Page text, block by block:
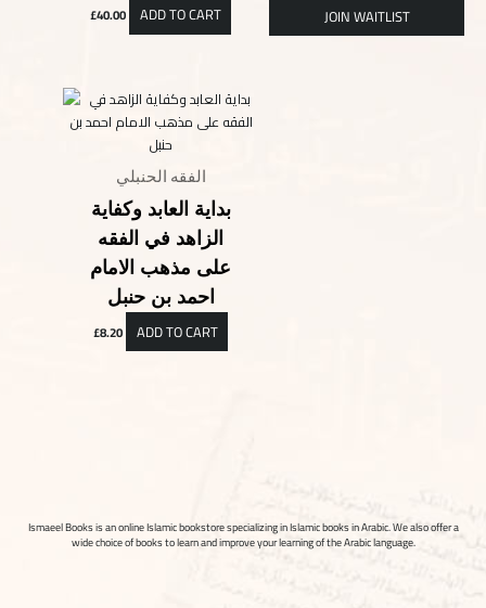
£40.00 ADD TO CART
الفقه الحنبلي
بداية العابد وكفاية
الزاهد في الفقه
على مذهب الامام
احمد بن حنبل
£8.20 ADD TO CART
Ismaeel Books is an online Islamic bookstore specializing in Islamic books in Arabic. We also offer a
wide choice of books to learn and improve your learning of the Arabic language.